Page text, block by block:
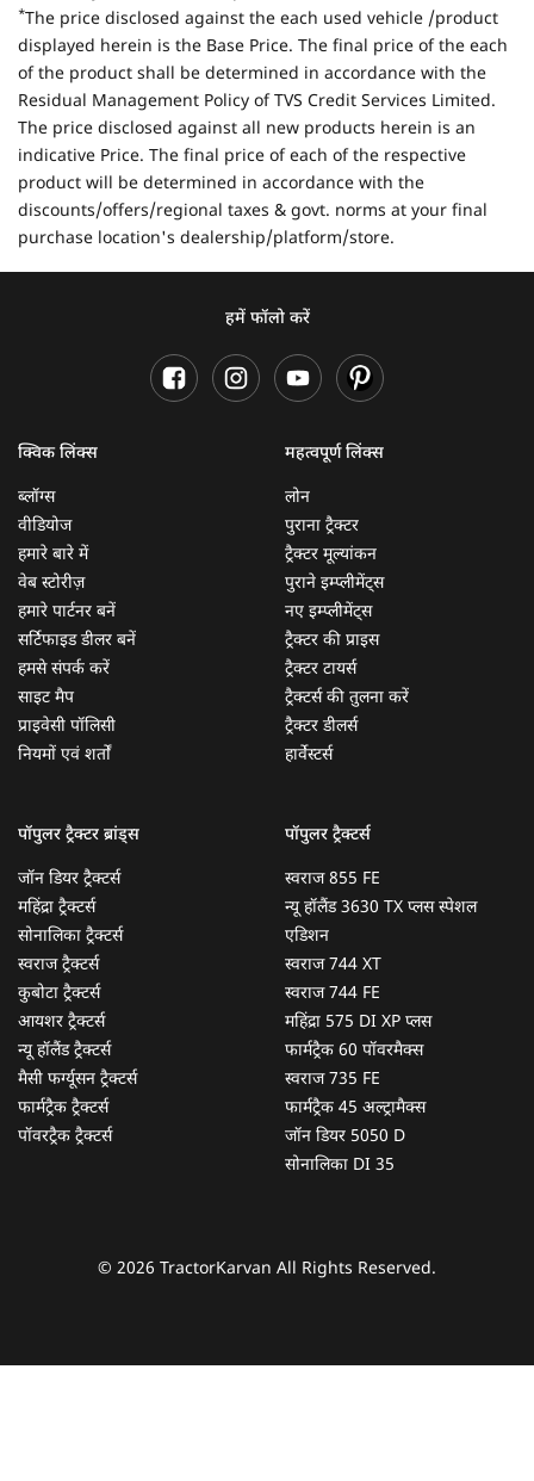
*The price disclosed against the each used vehicle /product
displayed herein is the Base Price. The final price of the each
of the product shall be determined in accordance with the
Residual Management Policy of TVS Credit Services Limited.
The price disclosed against all new products herein is an
indicative Price. The final price of each of the respective
product will be determined in accordance with the
discounts/offers/regional taxes & govt. norms at your final
purchase location's dealership/platform/store.
हमें फॉलो करें
क्विक लिंक्स
ब्लॉग्स
वीडियोज
हमारे बारे में
वेब स्टोरीज़
हमारे पार्टनर बनें
सर्टिफाइड डीलर बनें
हमसे संपर्क करें
साइट मैप
प्राइवेसी पॉलिसी
नियमों एवं शर्तों
महत्वपूर्ण लिंक्स
लोन
पुराना ट्रैक्टर
ट्रैक्टर मूल्यांकन
पुराने इम्प्लीमेंट्स
नए इम्प्लीमेंट्स
ट्रैक्टर की प्राइस
ट्रैक्टर टायर्स
ट्रैक्टर्स की तुलना करें
ट्रैक्टर डीलर्स
हार्वेस्टर्स
पॉपुलर ट्रैक्टर ब्रांड्स
जॉन डियर ट्रैक्टर्स
महिंद्रा ट्रैक्टर्स
सोनालिका ट्रैक्टर्स
स्वराज ट्रैक्टर्स
कुबोटा ट्रैक्टर्स
आयशर ट्रैक्टर्स
न्यू हॉलैंड ट्रैक्टर्स
मैसी फर्ग्यूसन ट्रैक्टर्स
फार्मट्रैक ट्रैक्टर्स
पॉवरट्रैक ट्रैक्टर्स
पॉपुलर ट्रैक्टर्स
स्वराज 855 FE
न्यू हॉलैंड 3630 TX प्लस स्पेशल
एडिशन
स्वराज 744 XT
स्वराज 744 FE
महिंद्रा 575 DI XP प्लस
फार्मट्रैक 60 पॉवरमैक्स
स्वराज 735 FE
फार्मट्रैक 45 अल्ट्रामैक्स
जॉन डियर 5050 D
सोनालिका DI 35
© 2026 TractorKarvan All Rights Reserved.